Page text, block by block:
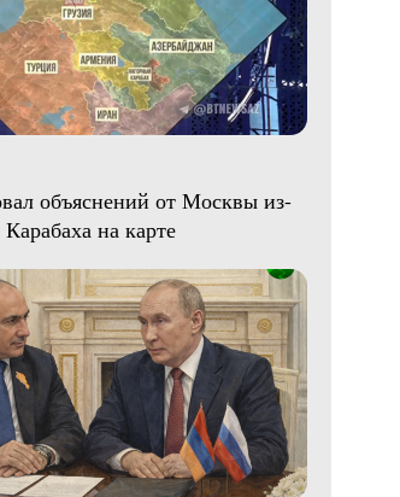
объяснений от Москвы из-
на карте